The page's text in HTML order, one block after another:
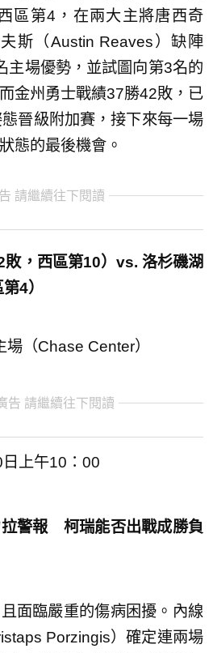
區第4，在兩大主將唐西奇
斯（Austin Reaves）缺陣
主場優勢，並試圖向第3名的
金州勇士戰績37勝42敗，已
晉級附加賽，接下來每一場
態的最後機會。
請繼續往下閱讀
，西區第10）vs. 洛杉磯湖
4）
場（Chase Center）
告 請繼續往下閱讀
上午10：00
警報 柯瑞能否出戰成勝負
面臨嚴重的傷病困擾。內線
Porzingis）確定連兩場